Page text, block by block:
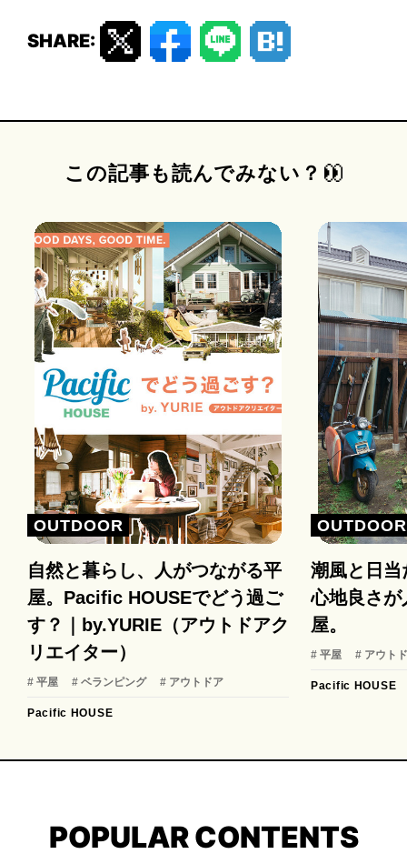
SHARE:
この記事も読んでみない？
OUTDOOR
自然と暮らし、人がつながる平
屋。Pacific HOUSEでどう過ご
す？｜by.YURIE（アウトドアク
リエイター）
# 平屋 # ベランピング # アウトドア
Pacific HOUSE
OUTDOOR
潮風と日当
心地良さが
屋。
# 平屋 # アウト
Pacific HOUSE
POPULAR CONTENTS